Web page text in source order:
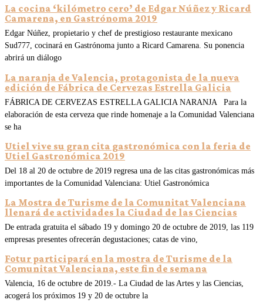
La cocina ‘kilómetro cero’ de Edgar Núñez y Ricard
Camarena, en Gastrónoma 2019
Edgar Núñez, propietario y chef de prestigioso restaurante mexicano
Sud777, cocinará en Gastrónoma junto a Ricard Camarena. Su ponencia
abrirá un diálogo
La naranja de Valencia, protagonista de la nueva
edición de Fábrica de Cervezas Estrella Galicia
FÁBRICA DE CERVEZAS ESTRELLA GALICIA NARANJA Para la
elaboración de esta cerveza que rinde homenaje a la Comunidad Valenciana
se ha
Utiel vive su gran cita gastronómica con la feria de
Utiel Gastronómica 2019
Del 18 al 20 de octubre de 2019 regresa una de las citas gastronómicas más
importantes de la Comunidad Valenciana: Utiel Gastronómica
La Mostra de Turisme de la Comunitat Valenciana
llenará de actividades la Ciudad de las Ciencias
De entrada gratuita el sábado 19 y domingo 20 de octubre de 2019, las 119
empresas presentes ofrecerán degustaciones; catas de vino,
Fotur participará en la mostra de Turisme de la
Comunitat Valenciana, este fin de semana
Valencia, 16 de octubre de 2019.- La Ciudad de las Artes y las Ciencias,
acogerá los próximos 19 y 20 de octubre la